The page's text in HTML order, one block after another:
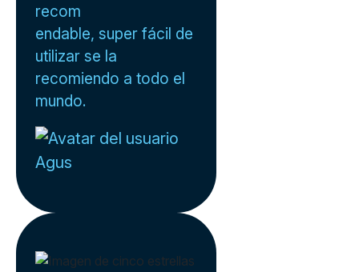
recom
endable, super fácil de
utilizar se la
recomiendo a todo el
mundo.
Agus